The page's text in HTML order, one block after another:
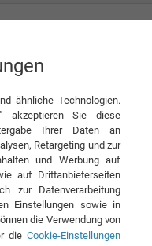
Ansprüche
Softwareentwicklung
ähnliche Technologien.
akzeptieren Sie diese
Ihrer Daten an
Retargeting und zur
und Werbung auf
auf Drittanbieterseiten
zur Datenverarbeitung
Einstellungen sowie in
die Verwendung von
die Cookie-Einstellungen